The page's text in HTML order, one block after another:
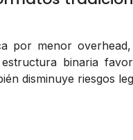
por menor
binaria
disminuye riesgos